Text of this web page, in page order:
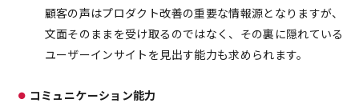
顧客の声はプロダクト改善の重要な情報源となりますが、
文面そのままを受け取るのではなく、その裏に隠れている
ユーザーインサイトを見出す能力も求められます。
コミュニケーション能力